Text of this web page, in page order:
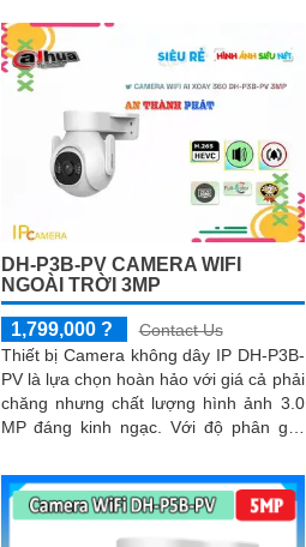
đèn cảnh báo, còi hú chống trộm, tầm
nhìn hồng ngoại 30m, khe thẻ nhớ đến
256GB cùng chuẩn chống nước IP66
camera hoạt động ổn định trong mọi
DH-P3B-PV CAMERA WIFI
NGOÀI TRỜI 3MP
1,799,000 ?
Contact Us
Thiết bị Camera không dây IP DH-P3B-
PV là lựa chọn hoàn hảo với giá cả phải
chăng nhưng chất lượng hình ảnh 3.0
MP đáng kinh ngạc. Với độ phân giải